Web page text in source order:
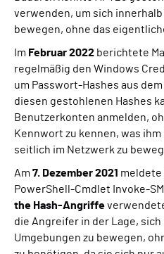
verwenden, um sich
bewegen, ohne das
Im Februar 2022 berichtete
regelmäßig den Windows
um Passwort-Hashes aus
diesen gestohlenen Hashes
Benutzerkonten anmelden,
Kennwort zu kennen, was
seitlich im Netzwerk zu
Am 7. Dezember 2021 meldete
PowerShell-Cmdlet Invoke-
the Hash-Angriffe
die Angreifer in der Lage,
Umgebungen zu bewegen,